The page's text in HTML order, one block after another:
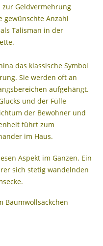
zur Geldvermehrung
gewünschte Anzahl
Talisman in der
das klassische Symbol
Sie werden oft an
aufgehängt.
und der Fülle
der Bewohner und
führt zum
im Haus.
Aspekt im Ganzen. Ein
sich stetig wandelnden
Baumwollsäckchen